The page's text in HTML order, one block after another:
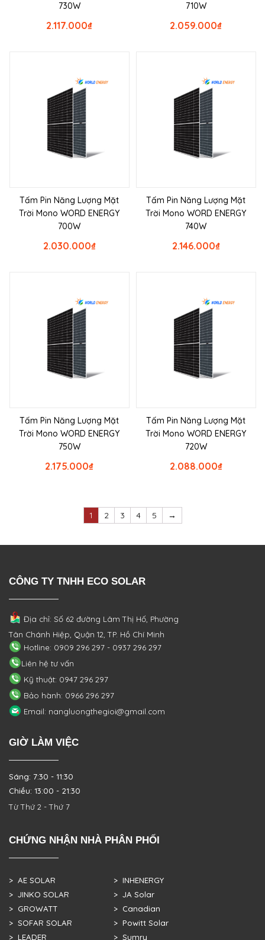
730W
₫
2.117.000
710W
₫
2.059.000
Tấm Pin Năng Lượng Mặt
Trời Mono WORD ENERGY
700W
₫
2.030.000
Tấm Pin Năng Lượng Mặt
Trời Mono WORD ENERGY
740W
₫
2.146.000
Tấm Pin Năng Lượng Mặt
Trời Mono WORD ENERGY
750W
₫
2.175.000
Tấm Pin Năng Lượng Mặt
Trời Mono WORD ENERGY
720W
₫
2.088.000
1 2 3 4 5 →
CÔNG TY TNHH ECO SOLAR
Địa chỉ: Số 62 đường Lâm Thị Hố, Phường
Tân Chánh Hiệp, Quận 12, TP. Hồ Chí Minh
Hotline: 0909 296 297 - 0937 296 297
Liên hệ tư vấn
Kỹ thuật: 0947 296 297
Bảo hành: 0966 296 297
Email: nangluongthegioi@gmail.com
GIỜ LÀM VIỆC
Sáng: 7:30 - 11:30
Chiều: 13:00 - 21:30
Từ Thứ 2 - Thứ 7
CHỨNG NHẬN NHÀ PHÂN PHỐI
> AE SOLAR
> JINKO SOLAR
> GROWATT
> SOFAR SOLAR
> LEADER
> INHENERGY
> JA Solar
> Canadian
> Powitt Solar
> Sumry